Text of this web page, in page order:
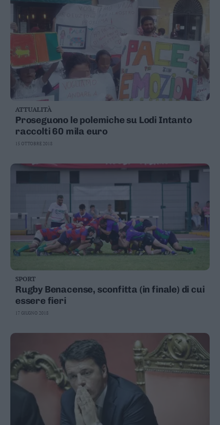
ATTUALITÀ
Proseguono le polemiche su Lodi Intanto
raccolti 60 mila euro
15 OTTOBRE 2018
SPORT
Rugby Benacense, sconfitta (in finale) di cui
essere fieri
17 GIUGNO 2018